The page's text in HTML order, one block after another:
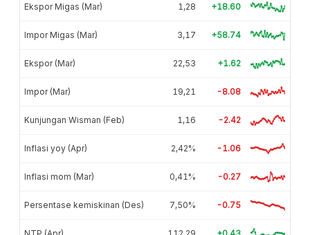
Ekspor Migas (Mar) 1,28 +18.60
Impor Migas (Mar) 3,17 +58.74
Ekspor (Mar) 22,53 +1.62
Impor (Mar) 19,21 -8.08
Kunjungan Wisman (Feb) 1,16 -2.42
Inflasi yoy (Apr) 2,42% -1.06
Inflasi mom (Mar) 0,41% -0.27
Persentase kemiskinan (Des) 7,50% -0.75